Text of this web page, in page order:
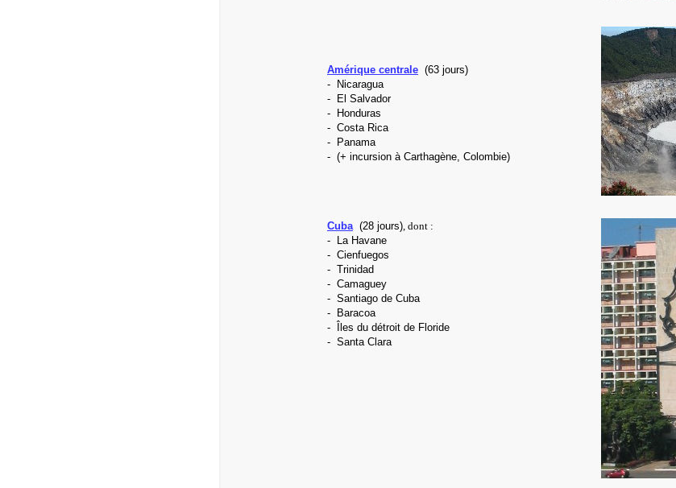
Amérique centrale (63 jours)
- Nicaragua
- El Salvador
- Honduras
- Costa Rica
- Panama
- (+ incursion à Carthagène, Colombie)
Cuba (28 jours), dont :
- La Havane
- Cienfuegos
- Trinidad
- Camaguey
- Santiago de Cuba
- Baracoa
- Îles du détroit de Floride
- Santa Clara